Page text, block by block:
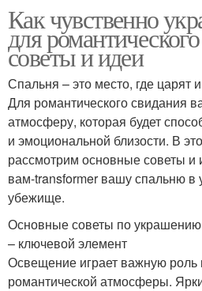
Как чувственно
для
советы и идеи
Спальня – это место, где царят
Для романтического свидания
атмосферу, которая будет
и эмоциональной близости. В
рассмотрим основные советы и
вам-transformer вашу спальню в
убежище.
Основные советы по
– ключевой элемент
Освещение играет важную роль
романтической атмосферы.